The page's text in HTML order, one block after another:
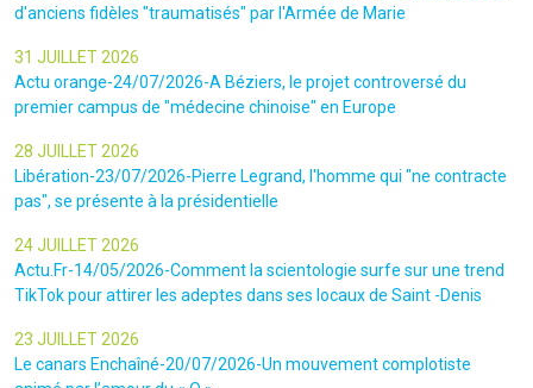
d'anciens fidèles "traumatisés" par l'Armée de Marie
31 JUILLET 2026
Actu orange-24/07/2026-A Béziers, le projet controversé du
premier campus de "médecine chinoise" en Europe
28 JUILLET 2026
Libération-23/07/2026-Pierre Legrand, l'homme qui "ne contracte
pas", se présente à la présidentielle
24 JUILLET 2026
Actu.Fr-14/05/2026-Comment la scientologie surfe sur une trend
TikTok pour attirer les adeptes dans ses locaux de Saint -Denis
23 JUILLET 2026
Le canars Enchaîné-20/07/2026-Un mouvement complotiste